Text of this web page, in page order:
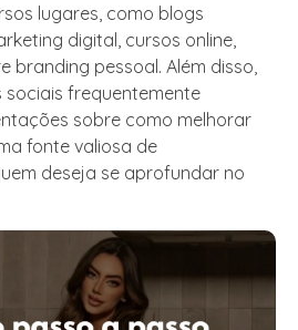
lugares, como blogs
digital, cursos online,
branding pessoal. Além disso,
frequentemente
sobre como melhorar
fonte valiosa de
deseja se aprofundar no